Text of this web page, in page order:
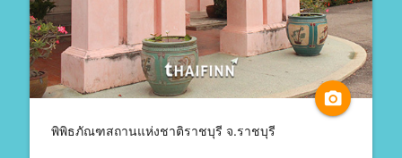
camera_alt
พิพิธภัณฑสถานแห่งชาติราชบุรี จ.ราชบุรี